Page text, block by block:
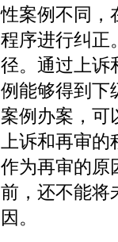
性案例不同，
程序进行纠正
径。通过上诉
例能够得到下
案例办案，可
上诉和再审
作为再审的原
前，还不能将
因。